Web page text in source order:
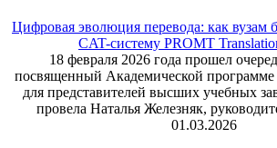
Цифровая эволюция перевода: как вузам
CAT-систему PROMT
18 февраля 2026 года прошел
посвященный Академической
для представителей высших учебных
провела Наталья Железняк,
01.03.2026